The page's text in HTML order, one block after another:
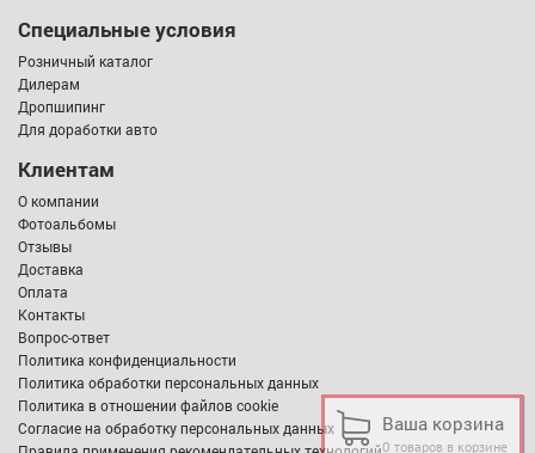
Ваша корзина
0 товаров в корзине
Специальные условия
Розничный каталог
Дилерам
Дропшипинг
Для доработки авто
Клиентам
О компании
Фотоальбомы
Отзывы
Доставка
Оплата
Контакты
Вопрос-ответ
Политика конфиденциальности
Политика обработки персональных данных
Политика в отношении файлов cookie
Согласие на обработку персональных данных